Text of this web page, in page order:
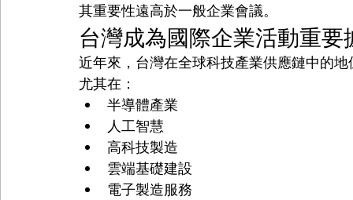
其重要性遠高於一般企業會議。
台灣成為國際企業活動重要
近年來，台灣在全球科技產業供應鏈中的
尤其在：
半導體產業
人工智慧
高科技製造
雲端基礎建設
電子製造服務